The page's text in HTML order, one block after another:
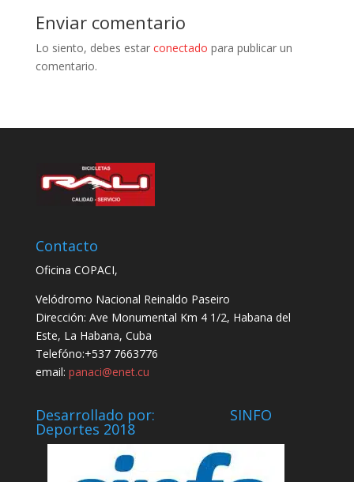
Enviar comentario
Lo siento, debes estar conectado para publicar un
comentario.
Contacto
Oficina COPACI,
Velódromo Nacional Reinaldo Paseiro
Dirección: Ave Monumental Km 4 1/2, Habana del
Este, La Habana, Cuba
Telefóno:+537 7663776
email: panaci@enet.cu
Desarrollado por: SINFO
Deportes 2018